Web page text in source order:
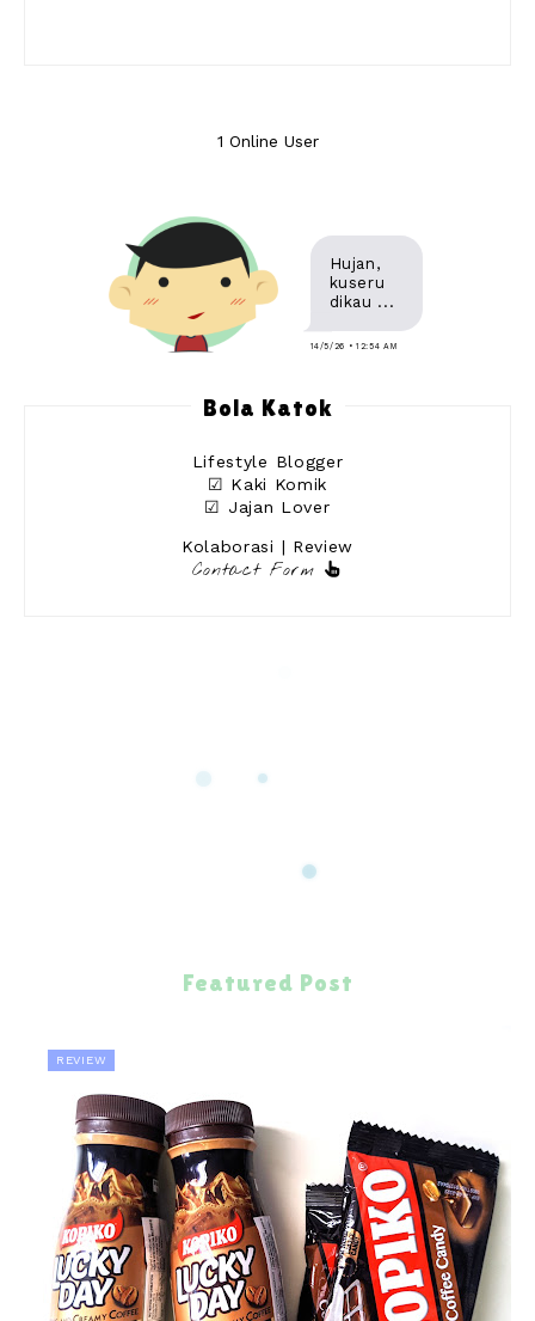
1 Online User
Hujan,
kuseru
dikau ...
14/5/26 • 12:54 AM
Bola Katok
Lifestyle Blogger
☑ Kaki Komik
☑ Jajan Lover
Kolaborasi | Review
Contact Form
Featured Post
REVIEW